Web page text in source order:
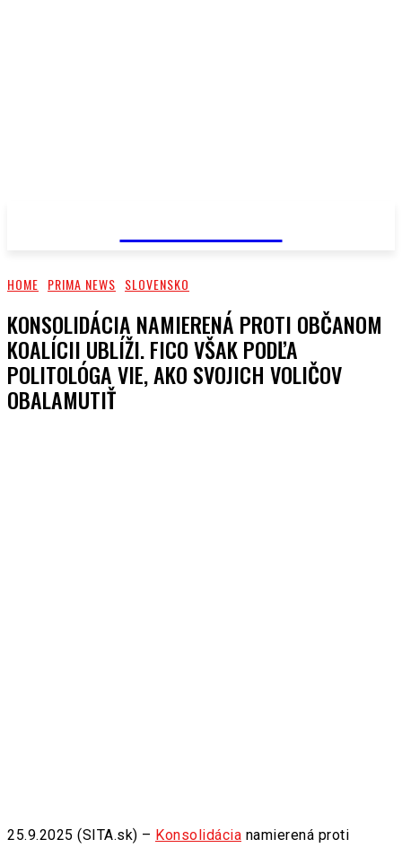
HOME PRIMA NEWS SLOVENSKO
KONSOLIDÁCIA NAMIERENÁ PROTI OBČANOM
KOALÍCII UBLÍŽI. FICO VŠAK PODĽA
POLITOLÓGA VIE, AKO SVOJICH VOLIČOV
OBALAMUTIŤ
25.9.2025 (SITA.sk) – Konsolidácia namierená proti